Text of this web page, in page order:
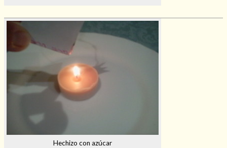
Hechizo con azúcar